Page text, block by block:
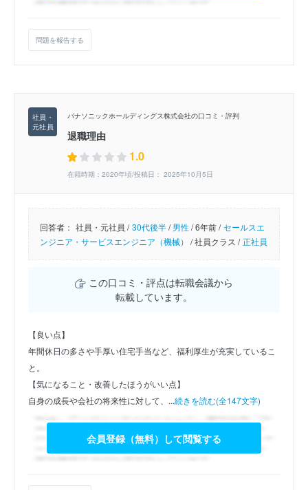
問題を報告する
パナソニックホールディングス株式会社の口コミ・評判
退職理由
1.0
在籍時期：2020年頃/投稿日： 2025年10月5日
回答者： 社員・元社員 / 30代後半/男性/6年前 / セールスエ
ンジニア・サービスエンジニア（機械） /社員クラス / 正社員
この口コミ・評点は転職会議から
転載しています。
【良い点】
年間休日の多さや手厚い住宅手当など、福利厚生が充実しているこ
と。
【気になること・改善したほうがいい点】
自身の成長や会社の将来性に対して、...続きを読む(全147文字)
会員登録（無料）して閲覧する